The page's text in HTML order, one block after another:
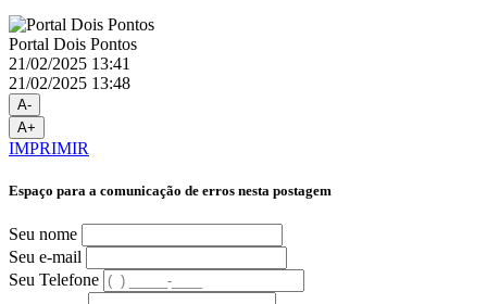
Portal Dois Pontos
21/02/2025 13:41
21/02/2025 13:48
A-
A+
IMPRIMIR
Espaço para a comunicação de erros nesta postagem
Seu nome
Seu e-mail
Seu Telefone